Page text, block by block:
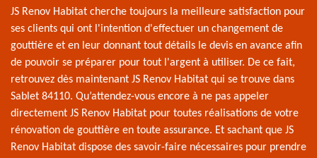
JS Renov Habitat cherche toujours la meilleure satisfaction pour
ses clients qui ont l'intention d'effectuer un changement de
gouttière et en leur donnant tout détails le devis en avance afin
de pouvoir se préparer pour tout l'argent à utiliser. De ce fait,
retrouvez dès maintenant JS Renov Habitat qui se trouve dans
Sablet 84110. Qu’attendez-vous encore à ne pas appeler
directement JS Renov Habitat pour toutes réalisations de votre
rénovation de gouttière en toute assurance. Et sachant que JS
Renov Habitat dispose des savoir-faire nécessaires pour prendre